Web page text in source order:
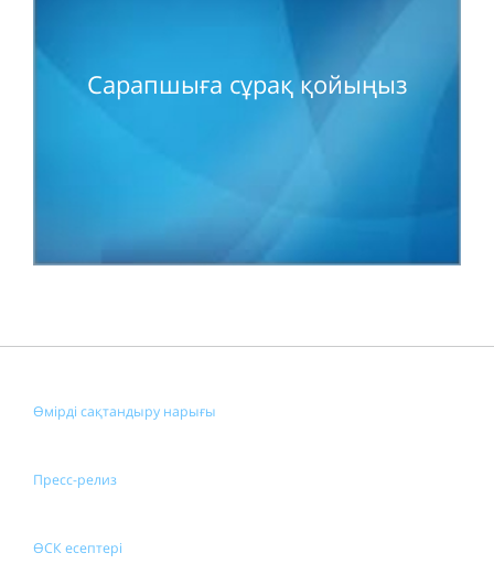
Сарапшыға сұрақ қойыңыз
Өмірді сақтандыру нарығы
Пресс-релиз
ӨСК есептері